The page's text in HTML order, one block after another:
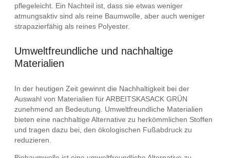
pflegeleicht. Ein Nachteil ist, dass sie etwas weniger
atmungsaktiv sind als reine Baumwolle, aber auch weniger
strapazierfähig als reines Polyester.
Umweltfreundliche und nachhaltige
Materialien
In der heutigen Zeit gewinnt die Nachhaltigkeit bei der
Auswahl von Materialien für ARBEITSKASACK GRÜN
zunehmend an Bedeutung. Umweltfreundliche Materialien
bieten eine nachhaltige Alternative zu herkömmlichen Stoffen
und tragen dazu bei, den ökologischen Fußabdruck zu
reduzieren.